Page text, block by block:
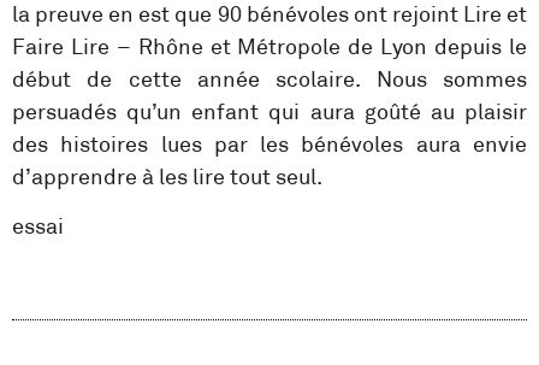
la preuve en est que 90 bénévoles ont rejoint Lire et
Faire Lire – Rhône et Métropole de Lyon depuis le
début de cette année scolaire. Nous sommes
persuadés qu’un enfant qui aura goûté au plaisir
des histoires lues par les bénévoles aura envie
d’apprendre à les lire tout seul.
essai